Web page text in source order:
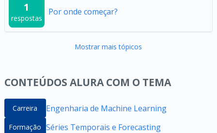
1
respostas
Por onde começar?
Mostrar mais tópicos
CONTEÚDOS ALURA COM O TEMA
Carreira Engenharia de Machine Learning
Formação Séries Temporais e Forecasting